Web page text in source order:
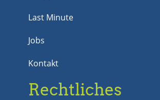
Last Minute
Jobs
Kontakt
Rechtliches